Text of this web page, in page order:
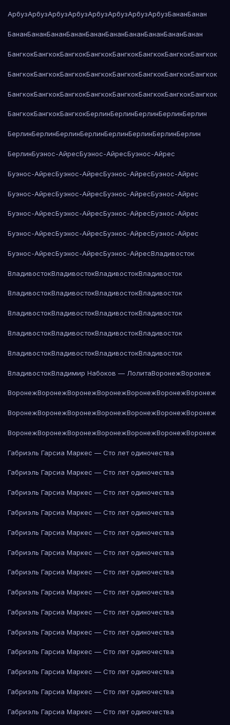
АрбузАрбузАрбузАрбузАрбузАрбузАрбузАрбузБананБанан
БананБананБананБананБананБананБананБананБананБанан
БангкокБангкокБангкокБангкокБангкокБангкокБангкокБангкок
БангкокБангкокБангкокБангкокБангкокБангкокБангкокБангкок
БангкокБангкокБангкокБангкокБангкокБангкокБангкокБангкок
БангкокБангкокБангкокБерлинБерлинБерлинБерлинБерлин
БерлинБерлинБерлинБерлинБерлинБерлинБерлинБерлин
БерлинБуэнос-АйресБуэнос-АйресБуэнос-Айрес
Буэнос-АйресБуэнос-АйресБуэнос-АйресБуэнос-Айрес
Буэнос-АйресБуэнос-АйресБуэнос-АйресБуэнос-Айрес
Буэнос-АйресБуэнос-АйресБуэнос-АйресБуэнос-Айрес
Буэнос-АйресБуэнос-АйресБуэнос-АйресБуэнос-Айрес
Буэнос-АйресБуэнос-АйресБуэнос-АйресВладивосток
ВладивостокВладивостокВладивостокВладивосток
ВладивостокВладивостокВладивостокВладивосток
ВладивостокВладивостокВладивостокВладивосток
ВладивостокВладивостокВладивостокВладивосток
ВладивостокВладивостокВладивостокВладивосток
ВладивостокВладимир Набоков — ЛолитаВоронежВоронеж
ВоронежВоронежВоронежВоронежВоронежВоронежВоронеж
ВоронежВоронежВоронежВоронежВоронежВоронежВоронеж
ВоронежВоронежВоронежВоронежВоронежВоронежВоронеж
Габриэль Гарсиа Маркес — Сто лет одиночества
Габриэль Гарсиа Маркес — Сто лет одиночества
Габриэль Гарсиа Маркес — Сто лет одиночества
Габриэль Гарсиа Маркес — Сто лет одиночества
Габриэль Гарсиа Маркес — Сто лет одиночества
Габриэль Гарсиа Маркес — Сто лет одиночества
Габриэль Гарсиа Маркес — Сто лет одиночества
Габриэль Гарсиа Маркес — Сто лет одиночества
Габриэль Гарсиа Маркес — Сто лет одиночества
Габриэль Гарсиа Маркес — Сто лет одиночества
Габриэль Гарсиа Маркес — Сто лет одиночества
Габриэль Гарсиа Маркес — Сто лет одиночества
Габриэль Гарсиа Маркес — Сто лет одиночества
Габриэль Гарсиа Маркес — Сто лет одиночества